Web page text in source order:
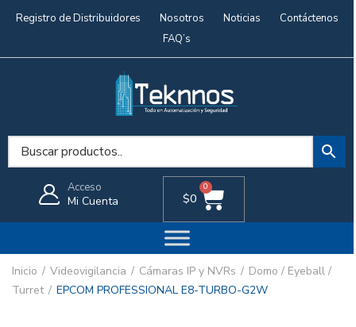
Registro de Distribuidores Nosotros Noticias
Contáctenos
FAQ’s
Acceso
Mi Cuenta $0
0
Inicio Videovigilancia Cámaras IP y NVRs
Domo / Eyeball /
Turret
EPCOM PROFESSIONAL E8-TURBO-G2W